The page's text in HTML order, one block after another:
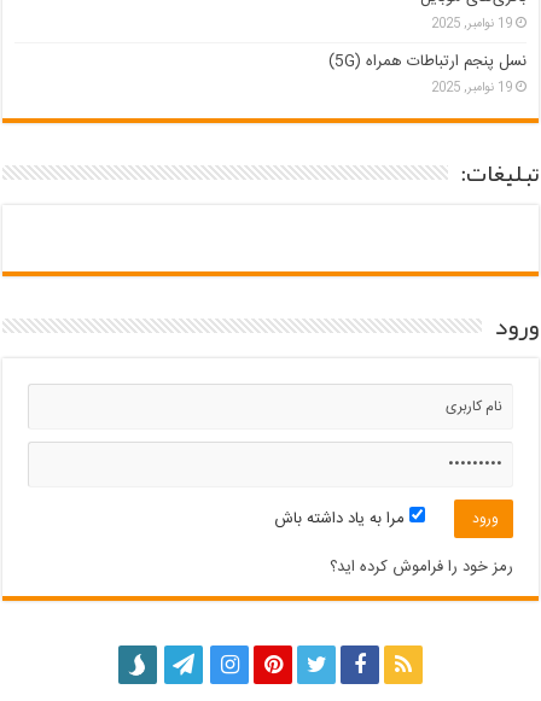
19 نوامبر, 2025
نسل پنجم ارتباطات همراه (5G)
19 نوامبر, 2025
تبلیغات:
ورود
مرا به یاد داشته باش
رمز خود را فراموش کرده اید؟